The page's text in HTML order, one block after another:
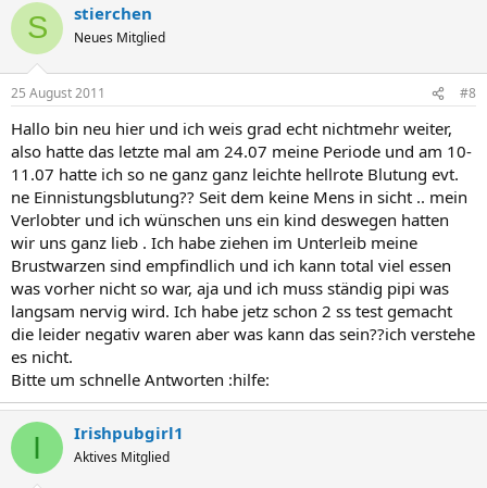
S stierchen
Neues Mitglied
25 August 2011 #8
Hallo bin neu hier und ich weis grad echt nichtmehr weiter,
also hatte das letzte mal am 24.07 meine Periode und am 10-
11.07 hatte ich so ne ganz ganz leichte hellrote Blutung evt.
ne Einnistungsblutung?? Seit dem keine Mens in sicht .. mein
Verlobter und ich wünschen uns ein kind deswegen hatten
wir uns ganz lieb . Ich habe ziehen im Unterleib meine
Brustwarzen sind empfindlich und ich kann total viel essen
was vorher nicht so war, aja und ich muss ständig pipi was
langsam nervig wird. Ich habe jetz schon 2 ss test gemacht
die leider negativ waren aber was kann das sein??ich verstehe
es nicht.
Bitte um schnelle Antworten :hilfe:
I Irishpubgirl1
Aktives Mitglied